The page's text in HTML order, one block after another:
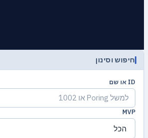
חיפוש וסינון
ID או שם
MVP